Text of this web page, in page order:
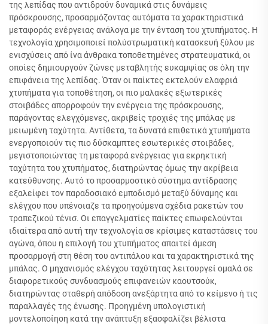
της λεπίδας που αντιδρούν δυναμικά στις δυνάμεις
πρόσκρουσης, προσαρμόζοντας αυτόματα τα χαρακτηριστικά
μεταφοράς ενέργειας ανάλογα με την ένταση του χτυπήματος. Η
τεχνολογία χρησιμοποιεί πολύστρωματική κατασκευή ξύλου με
ενισχύσεις από ίνα άνθρακα τοποθετημένες στρατευματικά, οι
οποίες δημιουργούν ζώνες μεταβλητής ευκαμψίας σε όλη την
επιφάνεια της λεπίδας. Όταν οι παίκτες εκτελούν ελαφριά
χτυπήματα για τοποθέτηση, οι πιο μαλακές εξωτερικές
στοιβάδες απορροφούν την ενέργεια της πρόσκρουσης,
παράγοντας ελεγχόμενες, ακριβείς τροχιές της μπάλας με
μειωμένη ταχύτητα. Αντίθετα, τα δυνατά επιθετικά χτυπήματα
ενεργοποιούν τις πιο δύσκαμπτες εσωτερικές στοιβάδες,
μεγιστοποιώντας τη μεταφορά ενέργειας για εκρηκτική
ταχύτητα του χτυπήματος, διατηρώντας όμως την ακρίβεια
κατεύθυνσης. Αυτό το προσαρμοστικό σύστημα αντίδρασης
εξαλείφει τον παραδοσιακό εμποδισμό μεταξύ δύναμης και
ελέγχου που υπένοιαζε τα προηγούμενα σχέδια ρακετών του
τραπεζικού τένισ. Οι επαγγελματίες παίκτες επωφελούνται
ιδιαίτερα από αυτή την τεχνολογία σε κρίσιμες καταστάσεις του
αγώνα, όπου η επιλογή του χτυπήματος απαιτεί άμεση
προσαρμογή στη θέση του αντιπάλου και τα χαρακτηριστικά της
μπάλας. Ο μηχανισμός ελέγχου ταχύτητας λειτουργεί ομαλά σε
διαφορετικούς συνδυασμούς επιφανειών καουτσούκ,
διατηρώντας σταθερή απόδοση ανεξάρτητα από το κείμενο ή τις
παραλλαγές της ένωσης. Προηγμένη υπολογιστική
μοντελοποίηση κατά την ανάπτυξη εξασφαλίζει βέλιστα